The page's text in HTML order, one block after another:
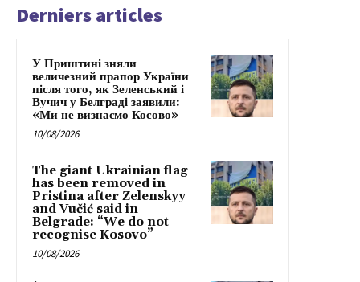
Derniers articles
У Приштині зняли
величезний прапор України
після того, як Зеленський і
Вучич у Белграді заявили:
«Ми не визнаємо Косово»
10/08/2026
The giant Ukrainian flag
has been removed in
Pristina after Zelenskyy
and Vučić said in
Belgrade: “We do not
recognise Kosovo”
10/08/2026